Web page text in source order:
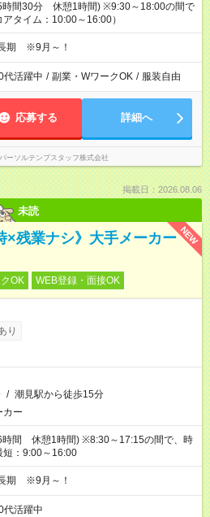
時間30分 休憩1時間) ※9:30～18:00の間で
タイム：10:00～16:00）
期 ※9月～！
代活躍中 / 副業・WワークOK / 服装自由
応募する 詳細へ
パーソルテンプスタッフ株式会社
掲載日：2026.08.06
未読
NEW
×残業ナシ》大手メーカー
OK WEB登録・面接OK
り
/ 潮見駅から徒歩15分
カー
時間 休憩1時間) ※8:30～17:15の間で、時
：9:00～16:00
期 ※9月～！
代活躍中